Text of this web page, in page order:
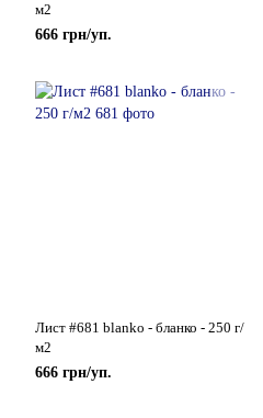
м2
666 грн/уп.
Лист #681 blanko - бланко - 250 г/
м2
666 грн/уп.